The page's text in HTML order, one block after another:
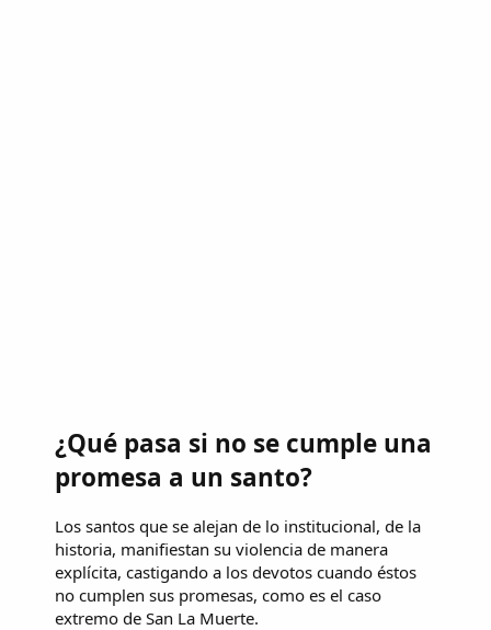
¿Qué pasa si no se cumple una
promesa a un santo?
Los santos que se alejan de lo institucional, de la
historia, manifiestan su violencia de manera
explícita, castigando a los devotos cuando éstos
no cumplen sus promesas, como es el caso
extremo de San La Muerte.